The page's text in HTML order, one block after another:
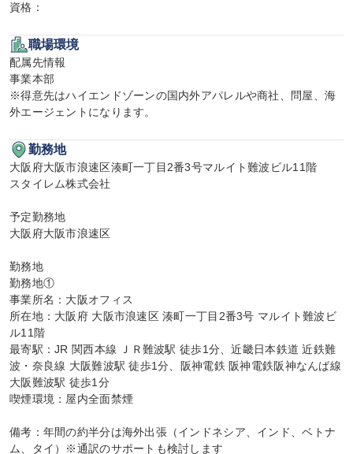
資格：
職場環境
配属先情報
事業本部
※得意先はハイエンドゾーンの国内外アパレルや商社、問屋、海
外エージェントになります。
勤務地
大阪府大阪市浪速区湊町一丁目2番3号マルイト難波ビル11階
スタイレム株式会社
予定勤務地
大阪府大阪市浪速区
勤務地
勤務地①
事業所名：大阪オフィス
所在地：大阪府 大阪市浪速区 湊町一丁目2番3号 マルイト難波ビ
ル11階
最寄駅：JR 関西本線 ＪＲ難波駅 徒歩1分、近畿日本鉄道 近鉄難
波・奈良線 大阪難波駅 徒歩1分、阪神電鉄 阪神電鉄阪神なんば線
大阪難波駅 徒歩1分
喫煙環境：屋内全面禁煙
備考：年間の約半分は海外出張（インドネシア、インド、ベトナ
ム、タイ）※通訳のサポートも検討します